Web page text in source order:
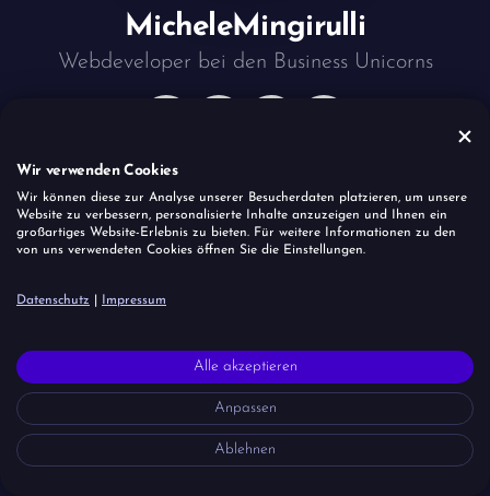
MicheleMingirulli
Webdeveloper bei den Business Unicorns
Website
Wir verwenden Cookies
Wir können diese zur Analyse unserer Besucherdaten platzieren, um unsere
Website zu verbessern, personalisierte Inhalte anzuzeigen und Ihnen ein
großartiges Website-Erlebnis zu bieten. Für weitere Informationen zu den
von uns verwendeten Cookies öffnen Sie die Einstellungen.
Datenschutz Impressum
Alle akzeptieren
Anpassen
Ablehnen